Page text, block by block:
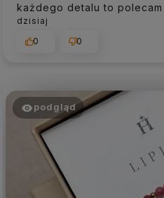
każdego detalu to polecam
dzisiaj
0
0
podgląd